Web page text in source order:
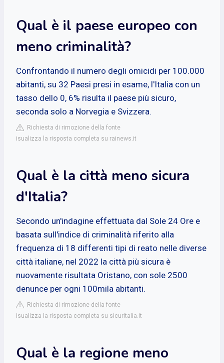
Qual è il paese europeo con
meno criminalità?
Confrontando il numero degli omicidi per 100.000
abitanti, su 32 Paesi presi in esame, l'Italia con un
tasso dello 0, 6% risulta il paese più sicuro,
seconda solo a Norvegia e Svizzera.
Richiesta di rimozione della fonte
isualizza la risposta completa su rainews.it
Qual è la città meno sicura
d'Italia?
Secondo un'indagine effettuata dal Sole 24 Ore e
basata sull'indice di criminalità riferito alla
frequenza di 18 differenti tipi di reato nelle diverse
città italiane, nel 2022 la città più sicura è
nuovamente risultata Oristano, con sole 2500
denunce per ogni 100mila abitanti.
Richiesta di rimozione della fonte
isualizza la risposta completa su sicuritalia.it
Qual è la regione meno